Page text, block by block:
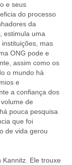
e seus
do processo
da
estimula uma
mas
ONG pode e
assim como os
o mundo há
e
a confiança dos
de
pouca pesquisa
que foi
de vida gerou
Ele trouxe